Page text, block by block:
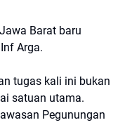
Barat baru
Arga.
tugas kali ini bukan
satuan utama.
Pegunungan